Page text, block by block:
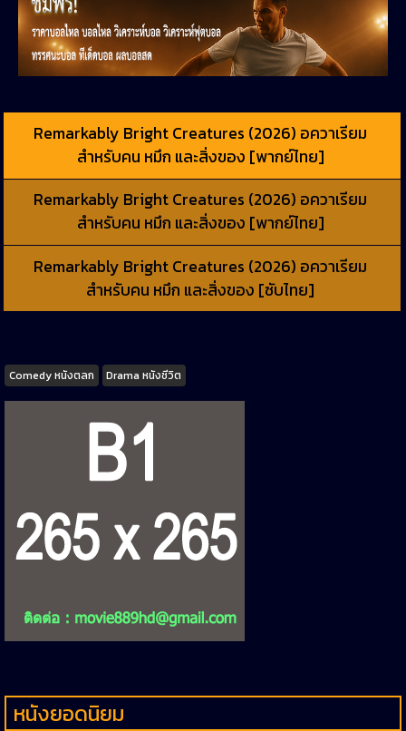
Remarkably Bright Creatures (2026) อควาเรียม
สำหรับคน หมึก และสิ่งของ [พากย์ไทย]
Remarkably Bright Creatures (2026) อควาเรียม
สำหรับคน หมึก และสิ่งของ [พากย์ไทย]
Remarkably Bright Creatures (2026) อควาเรียม
สำหรับคน หมึก และสิ่งของ [ซับไทย]
Tags
Comedy หนังตลก Drama หนังชีวิต
หนังยอดนิยม